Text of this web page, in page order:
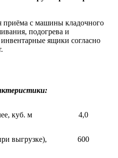
приёма с машины кладочного
подогрева и
ящики согласно
куб. м 4,0
выгрузке),
600